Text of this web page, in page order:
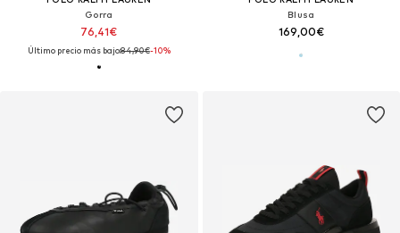
Gorra
76,41€
Último precio más bajo:84,90€-10%
Blusa
169,00€